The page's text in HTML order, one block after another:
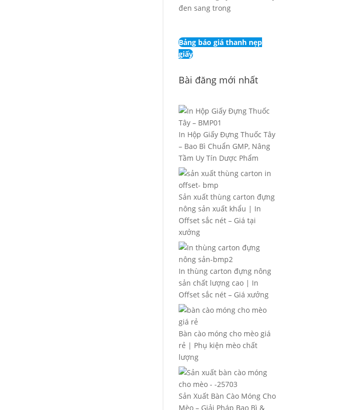
Bảng báo giá thanh nẹp
giấy
Bài đăng mới nhất
In Hộp Giấy Đựng Thuốc Tây
– Bao Bì Chuẩn GMP, Nâng
Tầm Uy Tín Dược Phẩm
Sản xuất thùng carton đựng
nông sản xuất khẩu | In
Offset sắc nét – Giá tại
xưởng
In thùng carton đựng nông
sản chất lượng cao | In
Offset sắc nét – Giá xưởng
Bàn cào móng cho mèo giá
rẻ | Phụ kiện mèo chất
lượng
Sản Xuất Bàn Cào Móng Cho
Mèo – Giải Pháp Bao Bì &